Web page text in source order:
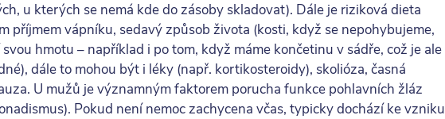
u kterých se nemá kde do zásoby skladovat). Dále je riziková dieta
příjmem vápníku, sedavý způsob života (kosti, když se nepohybujeme,
hmotu – například i po tom, když máme končetinu v sádře, což je ale
dále to mohou být i léky (např. kortikosteroidy), skolióza, časná
U mužů je významným faktorem porucha funkce pohlavních žláz
Pokud není nemoc zachycena včas, typicky dochází ke vzniku